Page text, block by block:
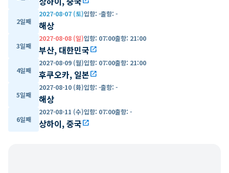
2일째
2027-08-07 (토)입항: -출항: -
해상
3일째
2027-08-08 (일)입항: 07:00출항: 21:00
부산, 대한민국open_in_new
4일째
2027-08-09 (월)입항: 07:00출항: 21:00
후쿠오카, 일본open_in_new
5일째
2027-08-10 (화)입항: -출항: -
해상
6일째
2027-08-11 (수)입항: 07:00출항: -
상하이, 중국open_in_new